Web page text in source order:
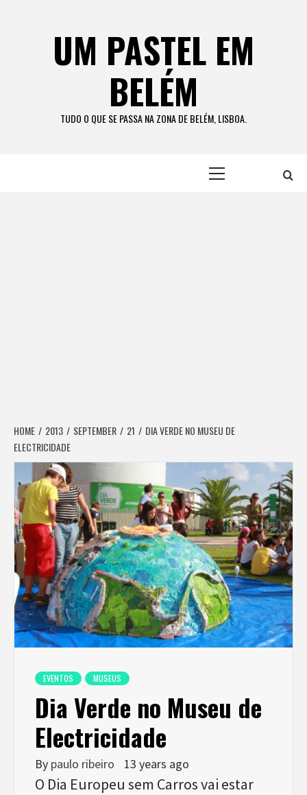
UM PASTEL EM
BELÉM
TUDO O QUE SE PASSA NA ZONA DE BELÉM, LISBOA.
HOME 2013 SEPTEMBER 21
DIA VERDE NO MUSEU DE
ELECTRICIDADE
EVENTOS MUSEUS
Dia Verde no Museu de
Electricidade
By paulo ribeiro 13 years ago
O Dia Europeu sem Carros vai estar